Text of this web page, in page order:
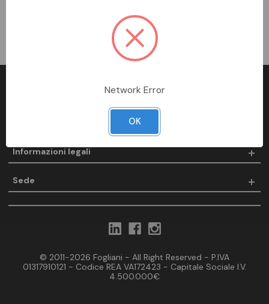
Informazioni legali
Sede
© 2011-2026 Fogliani - All Right Reserved - P.IVA
01317910121 - Codice REA VA172423 - Capitale Sociale I.V.
4.500.000€
Network Error
OK